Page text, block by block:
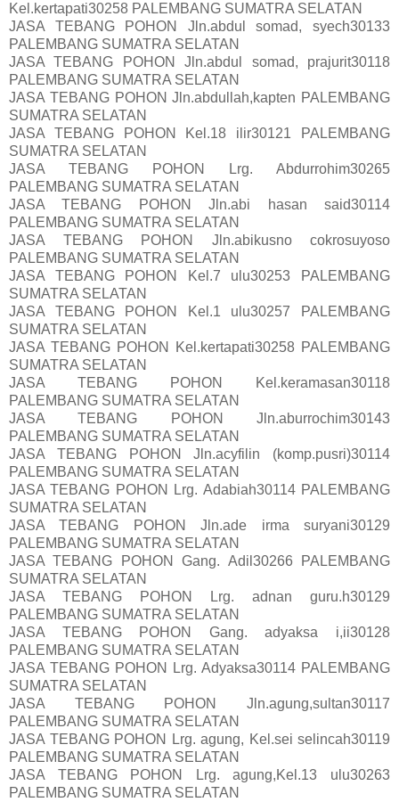
Kel.kertapati30258 PALEMBANG SUMATRA SELATAN
JASA TEBANG POHON Jln.abdul somad, syech30133
PALEMBANG SUMATRA SELATAN
JASA TEBANG POHON Jln.abdul somad, prajurit30118
PALEMBANG SUMATRA SELATAN
JASA TEBANG POHON Jln.abdullah,kapten PALEMBANG
SUMATRA SELATAN
JASA TEBANG POHON Kel.18 ilir30121 PALEMBANG
SUMATRA SELATAN
JASA TEBANG POHON Lrg. Abdurrohim30265
PALEMBANG SUMATRA SELATAN
JASA TEBANG POHON Jln.abi hasan said30114
PALEMBANG SUMATRA SELATAN
JASA TEBANG POHON Jln.abikusno cokrosuyoso
PALEMBANG SUMATRA SELATAN
JASA TEBANG POHON Kel.7 ulu30253 PALEMBANG
SUMATRA SELATAN
JASA TEBANG POHON Kel.1 ulu30257 PALEMBANG
SUMATRA SELATAN
JASA TEBANG POHON Kel.kertapati30258 PALEMBANG
SUMATRA SELATAN
JASA TEBANG POHON Kel.keramasan30118
PALEMBANG SUMATRA SELATAN
JASA TEBANG POHON Jln.aburrochim30143
PALEMBANG SUMATRA SELATAN
JASA TEBANG POHON Jln.acyfilin (komp.pusri)30114
PALEMBANG SUMATRA SELATAN
JASA TEBANG POHON Lrg. Adabiah30114 PALEMBANG
SUMATRA SELATAN
JASA TEBANG POHON Jln.ade irma suryani30129
PALEMBANG SUMATRA SELATAN
JASA TEBANG POHON Gang. Adil30266 PALEMBANG
SUMATRA SELATAN
JASA TEBANG POHON Lrg. adnan guru.h30129
PALEMBANG SUMATRA SELATAN
JASA TEBANG POHON Gang. adyaksa i,ii30128
PALEMBANG SUMATRA SELATAN
JASA TEBANG POHON Lrg. Adyaksa30114 PALEMBANG
SUMATRA SELATAN
JASA TEBANG POHON Jln.agung,sultan30117
PALEMBANG SUMATRA SELATAN
JASA TEBANG POHON Lrg. agung, Kel.sei selincah30119
PALEMBANG SUMATRA SELATAN
JASA TEBANG POHON Lrg. agung,Kel.13 ulu30263
PALEMBANG SUMATRA SELATAN